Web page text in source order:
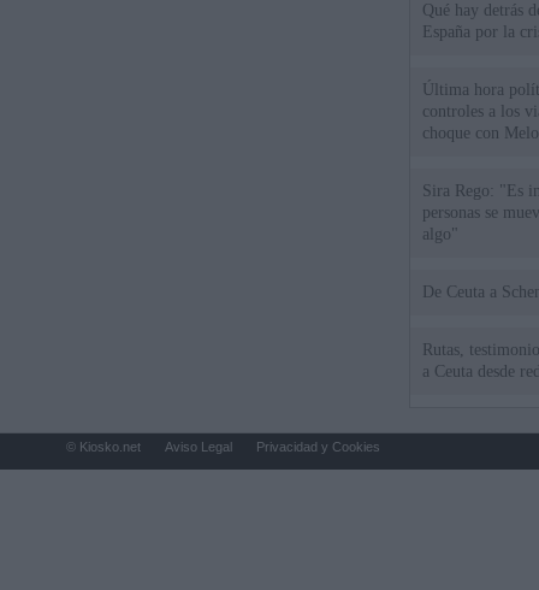
Qué hay detrás
España por la
Última hora
controles a los
choque con
Sira Rego: "Es
personas se
algo"
De
Rutas,
a Ceuta desde
© Kiosko.net Aviso Legal Privacidad y Cookies